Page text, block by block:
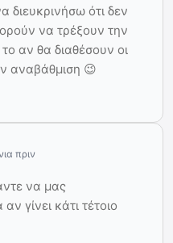
διευκρινήσω ότι δεν
να τρέξουν την
αν θα διαθέσουν οι
αναβάθμιση 😉
πριν
να μας
γίνει κάτι τέτοιο